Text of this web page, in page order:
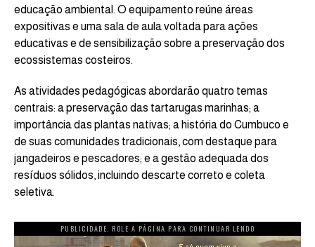
educação ambiental. O equipamento reúne áreas
expositivas e uma sala de aula voltada para ações
educativas e de sensibilização sobre a preservação dos
ecossistemas costeiros.
As atividades pedagógicas abordarão quatro temas
centrais: a preservação das tartarugas marinhas; a
importância das plantas nativas; a história do Cumbuco e
de suas comunidades tradicionais, com destaque para
jangadeiros e pescadores; e a gestão adequada dos
resíduos sólidos, incluindo descarte correto e coleta
seletiva.
PUBLICIDADE. ROLE A PÁGINA PARA CONTINUAR LENDO